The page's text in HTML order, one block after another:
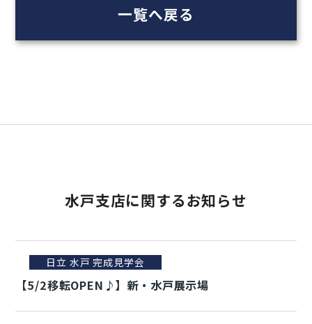
一覧へ戻る
水戸支店に関するお知らせ
日立 水戸 完成見学会
【5/2移転OPEN♪】新・水戸展示場